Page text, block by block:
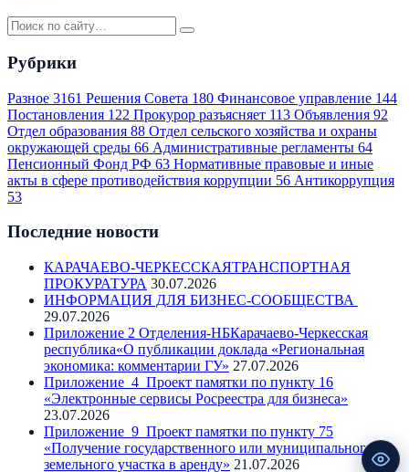
Рубрики
Разное 3161 Решения Совета 180 Финансовое управление 144
Постановления 122 Прокурор разъясняет 113 Объявления 92
Отдел образования 88 Отдел сельского хозяйства и охраны
окружающей среды 66 Административные регламенты 64
Пенсионный Фонд РФ 63 Нормативные правовые и иные
акты в сфере противодействия коррупции 56 Антикоррупция
53
Последние новости
КАРАЧАЕВО-ЧЕРКЕССКАЯТРАНСПОРТНАЯ
ПРОКУРАТУРА 30.07.2026
ИНФОРМАЦИЯ ДЛЯ БИЗНЕС-СООБЩЕСТВА
29.07.2026
Приложение 2 Отделения-НБКарачаево-Черкесская
республика«О публикации доклада «Региональная
экономика: комментарии ГУ» 27.07.2026
Приложение_4_Проект памятки по пункту 16
«Электронные сервисы Росреестра для бизнеса»
23.07.2026
Приложение_9_Проект памятки по пункту 75
«Получение государственного или муниципального
земельного участка в аренду» 21.07.2026